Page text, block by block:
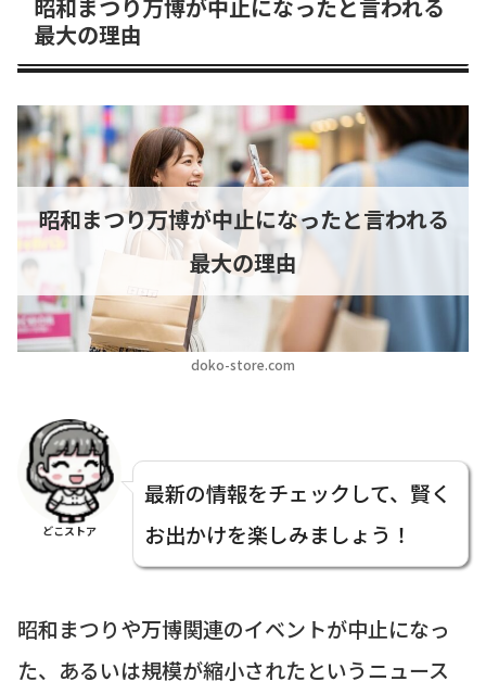
昭和まつり万博が中止になったと言われる
最大の理由
doko-store.com
昭和まつり万博が中止になったと言われる
最大の理由
どこストア
最新の情報をチェックして、賢く
お出かけを楽しみましょう！
昭和まつりや万博関連のイベントが中止になっ
た、あるいは規模が縮小されたというニュース